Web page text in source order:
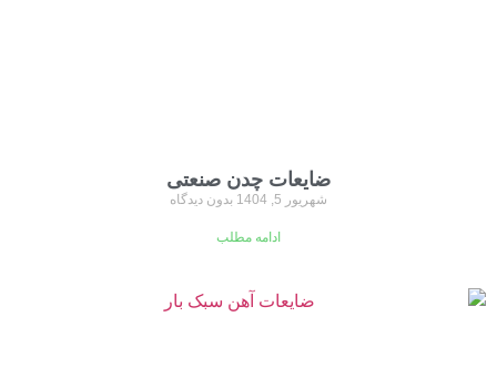
ضایعات چدن صنعتی
شهریور 5, 1404 بدون دیدگاه
ادامه مطلب